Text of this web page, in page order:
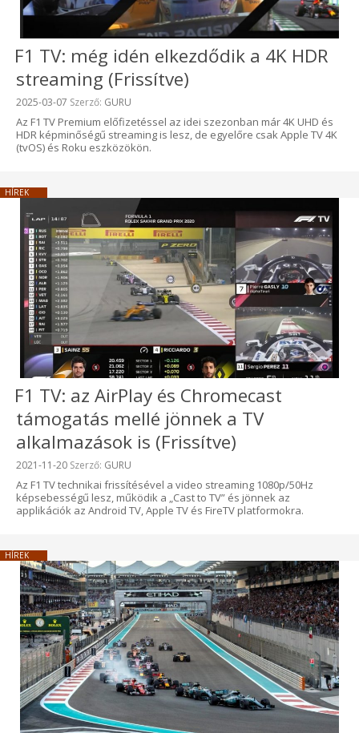
F1 TV: még idén elkezdődik a 4K HDR
streaming (Frissítve)
Beküldve:
2025-03-07 Szerző: GURU
Az F1 TV Premium előfizetéssel az idei szezonban már 4K UHD és
HDR képminőségű streaming is lesz, de egyelőre csak Apple TV 4K
(tvOS) és Roku eszközökön.
HÍREK
F1 TV: az AirPlay és Chromecast
támogatás mellé jönnek a TV
alkalmazások is (Frissítve)
Beküldve:
2021-11-20 Szerző: GURU
Az F1 TV technikai frissítésével a video streaming 1080p/50Hz
képsebességű lesz, működik a „Cast to TV” és jönnek az
applikációk az Android TV, Apple TV és FireTV platformokra.
HÍREK